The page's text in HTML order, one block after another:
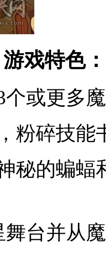
戏特色：
个或更多
粉碎技能
秘的蝙
舞台并从